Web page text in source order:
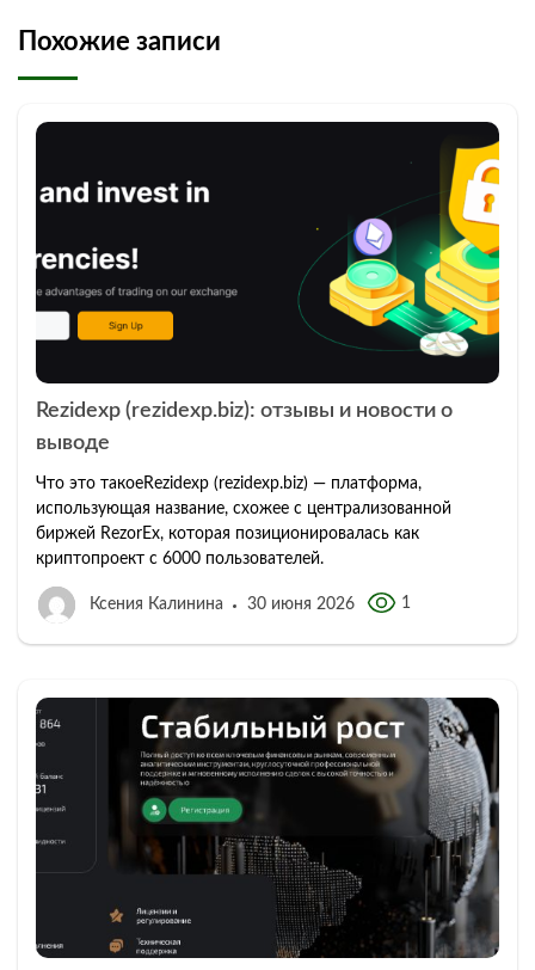
Похожие записи
Rezidexp (rezidexp.biz): отзывы и новости о
выводе
Что это такоеRezidexp (rezidexp.biz) — платформа,
использующая название, схожее с централизованной
биржей RezorEx, которая позиционировалась как
криптопроект с 6000 пользователей.
Ксения Калинина 30 июня 2026 1